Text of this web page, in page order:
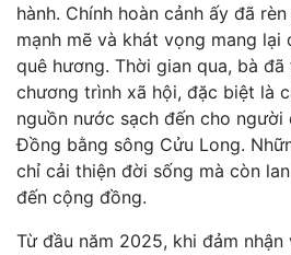
hành. Chính hoàn cảnh ấy đã
mạnh mẽ và khát vọng mang
quê hương. Thời gian qua, bà
chương trình xã hội, đặc biệt là
nguồn nước sạch đến cho
Đồng bằng sông Cửu Long.
chỉ cải thiện đời sống mà còn
đến cộng đồng.
Từ đầu năm 2025, khi đảm